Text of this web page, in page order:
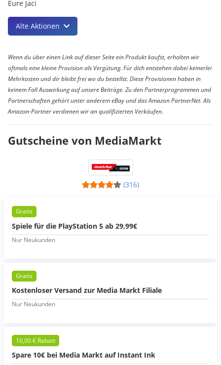
Eure Jaci
Alte Aktionen
Wenn du über einen Link auf dieser Seite ein Produkt kaufst, erhalten wir
oftmals eine kleine Provision als Vergütung. Für dich entstehen dabei keinerlei
Mehrkosten und dir bleibt frei wo du bestellst. Diese Provisionen haben in
keinem Fall Auswirkung auf unsere Beiträge. Zu den Partnerprogrammen und
Partnerschaften gehört unter anderem eBay und das Amazon PartnerNet. Als
Amazon-Partner verdienen wir an qualifizierten Verkäufen.
Gutscheine von MediaMarkt
(316)
Gratis
Spiele für die PlayStation 5 ab 29,99€
Nur Neukunden
Gratis
Kostenloser Versand zur Media Markt Filiale
Nur Neukunden
10,00 € Rabatt
Spare 10€ bei Media Markt auf Instant Ink